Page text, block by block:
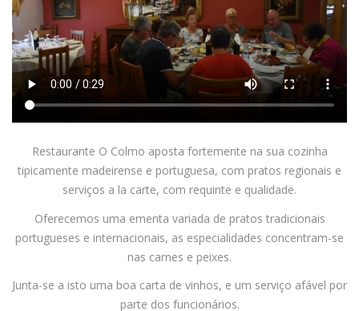
Restaurante O Colmo aposta fortemente na sua cozinha
tipicamente madeirense e portuguesa, com pratos regionais e
serviços a la carte, com requinte e qualidade.
Oferecemos uma ementa variada de pratos tradicionais
portugueses e internacionais, as especialidades concentram-se
nas carnes e peixes.
Junta-se a isto uma boa carta de vinhos, e um serviço afável por
parte dos funcionários.